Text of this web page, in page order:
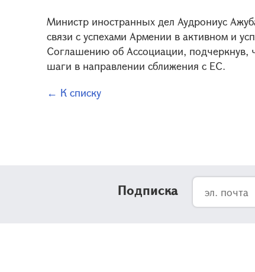
Министр иностранных дел Аудрониус
связи с успехами Армении в активном и
Соглашению об Ассоциации, подчеркнув,
шаги в направлении сближения с ЕС.
← К списку
Подписка